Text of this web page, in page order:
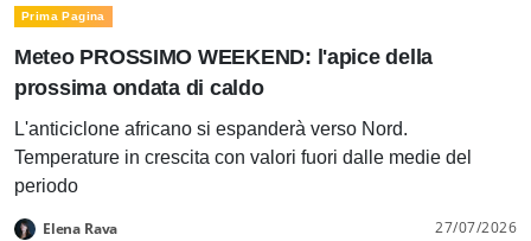
Prima Pagina
Meteo PROSSIMO WEEKEND: l'apice della
prossima ondata di caldo
L'anticiclone africano si espanderà verso Nord.
Temperature in crescita con valori fuori dalle medie del
periodo
Elena Rava 27/07/2026